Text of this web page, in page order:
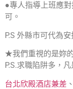
●專人指導上班應
可。
P.S 外縣市可代為
★我們重視的是妳
P.S.求職陷阱多，
台北欣殿酒店兼差